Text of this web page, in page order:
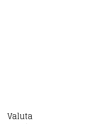
Valuta